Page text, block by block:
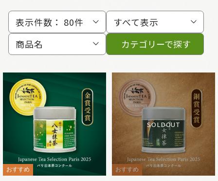
表示件数： 80件
すべて表示
商品名
カテゴリーで探す
おすすめ
SOLDOUT
おすすめ